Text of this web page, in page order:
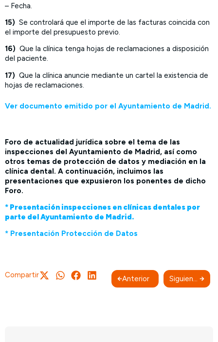
– Fecha.
15) Se controlará que el importe de las facturas coincida con
el importe del presupuesto previo.
16) Que la clínica tenga hojas de reclamaciones a disposición
del paciente.
17) Que la clínica anuncie mediante un cartel la existencia de
hojas de reclamaciones.
Ver documento emitido por el Ayuntamiento de Madrid.
Foro de actualidad jurídica sobre el tema de las
inspecciones del Ayuntamiento de Madrid, así como
otros temas de protección de datos y mediación en la
clínica dental. A continuación, incluimos las
presentaciones que expusieron los ponentes de dicho
Foro.
* Presentación inspecciones en clínicas dentales por
parte del Ayuntamiento de Madrid.
* Presentación Protección de Datos
Compartir Anterior Siguiente